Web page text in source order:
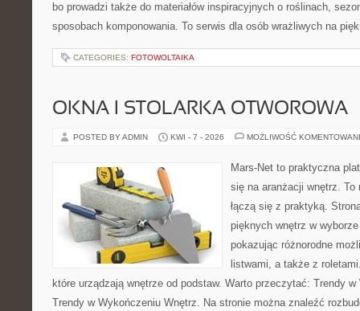
bo prowadzi także do materiałów inspiracyjnych o roślinach,
sposobach komponowania. To serwis dla osób wrażliwych na
CATEGORIES: FOTOWOLTAIKA
OKNA I STOLARKA OTWOROWA
POSTED BY ADMIN KWI - 7 - 2026 MOŻLIWOŚĆ
Mars-Net to praktyczna
się na aranżacji wnętrz.
łączą się z praktyką.
pięknych wnętrz w
pokazując różnorodne
listwami, a także z
które urządzają wnętrze od podstaw. Warto przeczytać: Trendy
Trendy w Wykończeniu Wnętrz. Na stronie można znaleźć